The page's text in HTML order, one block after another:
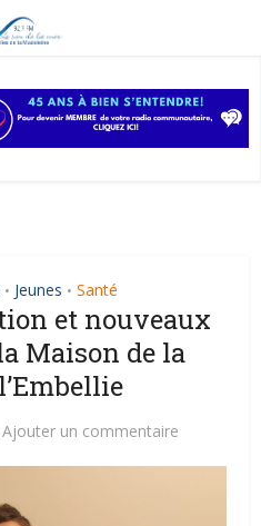
• Jeunes • Santé
et nouveaux
Maison de la
Ajouter un commentaire